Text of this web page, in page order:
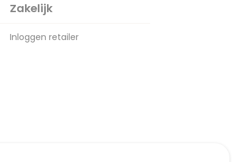
Zakelijk
Inloggen retailer